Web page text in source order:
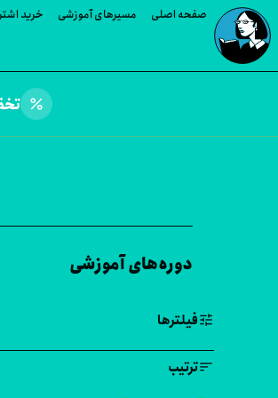
صفحه اصلی مسیرهای آموزشی خرید
percent
دوره‌های آموزشی
tuneفیلترها
sortترتیب